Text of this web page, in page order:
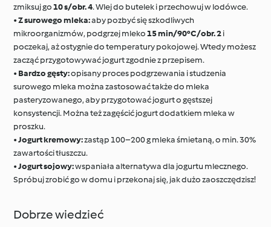
zmiksuj go10 s/obr. 4. Wlej do butelek i przechowuj w lodówce.
•Z surowego mleka:aby pozbyć się szkodliwych
mikroorganizmów, podgrzej mleko15 min/90°C/obr. 2i
poczekaj, aż ostygnie do temperatury pokojowej. Wtedy możesz
zacząć przygotowywać jogurt zgodnie z przepisem.
• Bardzo gęsty:opisany proces podgrzewania i studzenia
surowego mleka można zastosować także do mleka
pasteryzowanego, aby przygotować jogurt o gęstszej
konsystencji. Można też zagęścić jogurt dodatkiem mleka w
proszku.
•Jogurt kremowy:zastąp 100–200 g mleka śmietaną, o min. 30%
zawartości tłuszczu.
•Jogurt sojowy:wspaniała alternatywa dla jogurtu mlecznego.
Spróbuj zrobić go w domu i przekonaj się, jak dużo zaoszczędzisz!
Dobrze wiedzieć